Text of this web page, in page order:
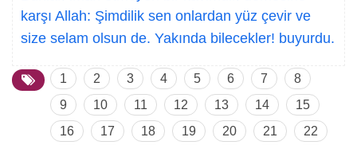
karşı Allah: Şimdilik sen onlardan yüz çevir ve
size selam olsun de. Yakında bilecekler! buyurdu.
1 2 3 4 5 6 7
8
9
10 11 12 13 14
15
16
17 18 19 20 21
22